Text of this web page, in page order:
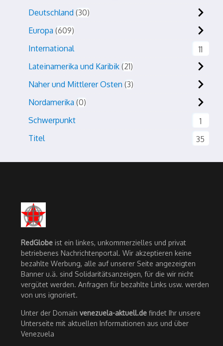
Deutschland 30
Europa 609
International
11
Lateinamerika und Karibik 21
Naher und Mittlerer Osten 3
Nordamerika 0
Schwerpunkt
1
Titel
35
RedGlobe ist ein linkes, unkommerzielles und privat
betriebenes Nachrichtenportal. Wir akzeptieren keine
bezahlte Werbung, alle auf unserer Seite angezeigten
Banner u.ä. sind Solidaritätsanzeigen, für die wir nicht
vergütet werden. Anfragen für bezahlte Links usw. werden
von uns ignoriert.
Unter der Domain venezuela-aktuell.de findet Ihr unsere
Unterseite mit aktuellen Informationen aus und über
Venezuela